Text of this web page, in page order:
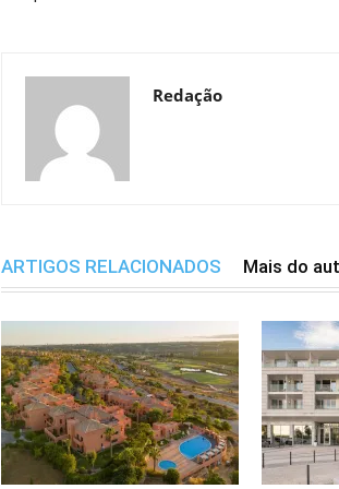
Redação
ARTIGOS RELACIONADOS Mais do